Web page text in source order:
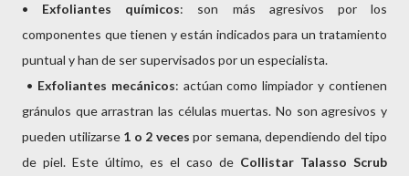
• Exfoliantes químicos: son más agresivos por los
componentes que tienen y están indicados para un tratamiento
puntual y han de ser supervisados por un especialista.
• Exfoliantes mecánicos: actúan como limpiador y contienen
gránulos que arrastran las células muertas. No son agresivos y
pueden utilizarse 1 o 2 veces por semana, dependiendo del tipo
de piel. Este último, es el caso de Collistar Talasso Scrub